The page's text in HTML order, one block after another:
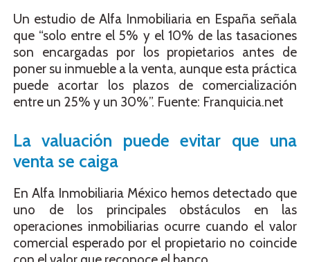
Un estudio de Alfa Inmobiliaria en España señala
que “solo entre el 5% y el 10% de las tasaciones
son encargadas por los propietarios antes de
poner su inmueble a la venta, aunque esta práctica
puede acortar los plazos de comercialización
entre un 25% y un 30%”. Fuente: Franquicia.net
La valuación puede evitar que una
venta se caiga
En Alfa Inmobiliaria México hemos detectado que
uno de los principales obstáculos en las
operaciones inmobiliarias ocurre cuando el valor
comercial esperado por el propietario no coincide